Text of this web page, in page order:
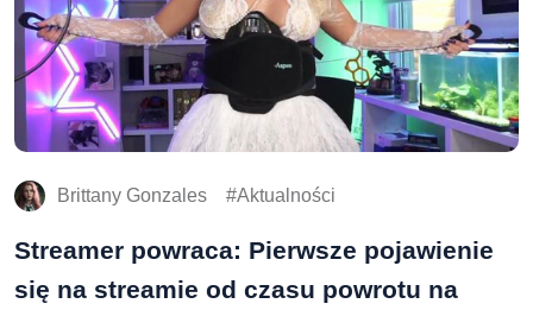
Brittany Gonzales Aktualności
Streamer powraca: Pierwsze pojawienie
się na streamie od czasu powrotu na